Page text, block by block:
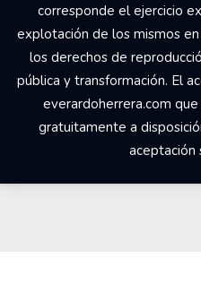
corresponde el ejercicio
explotación de los mismos
los derechos de
pública y transformación. El
everardoherrera.com
gratuitamente a
aceptación